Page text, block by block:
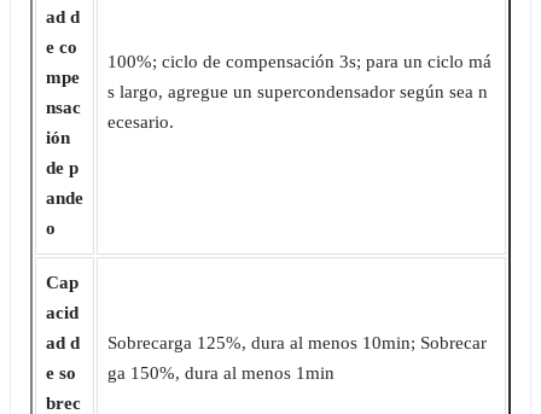
ad d
e co
mpe
nsac
ión
de p
ande
o
100%; ciclo de compensación 3s; para un ciclo má
s largo, agregue un supercondensador según sea n
ecesario.
Cap
acid
ad d
e so
brec
Sobrecarga 125%, dura al menos 10min; Sobrecar
ga 150%, dura al menos 1min